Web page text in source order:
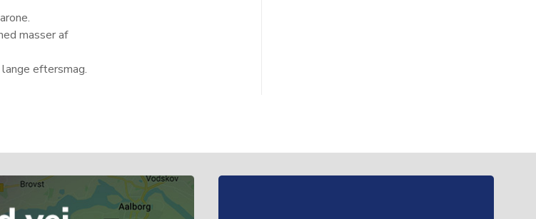
masser af
eftersmag.